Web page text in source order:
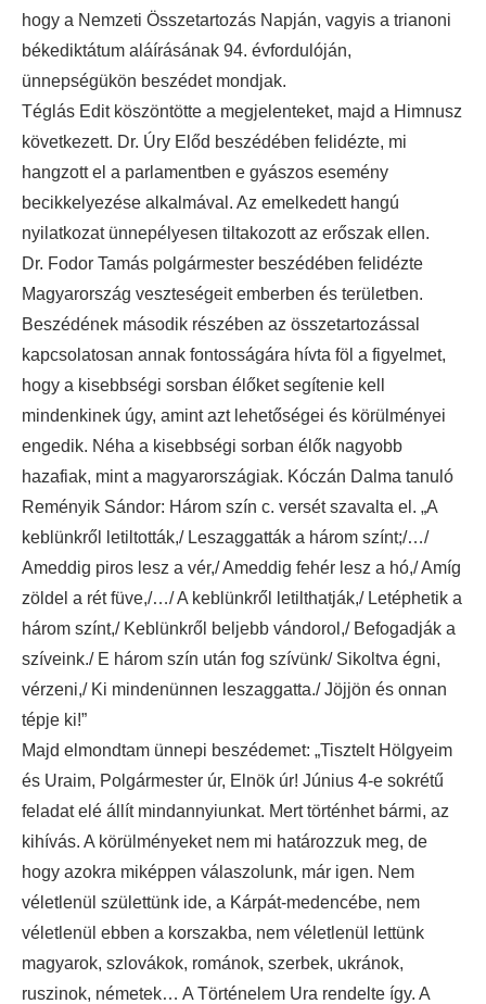
hogy a Nemzeti Összetartozás Napján, vagyis a trianoni
békediktátum aláírásának 94. évfordulóján,
ünnepségükön beszédet mondjak.
Téglás Edit köszöntötte a megjelenteket, majd a Himnusz
következett. Dr. Úry Előd beszédében felidézte, mi
hangzott el a parlamentben e gyászos esemény
becikkelyezése alkalmával. Az emelkedett hangú
nyilatkozat ünnepélyesen tiltakozott az erőszak ellen.
Dr. Fodor Tamás polgármester beszédében felidézte
Magyarország veszteségeit emberben és területben.
Beszédének második részében az összetartozással
kapcsolatosan annak fontosságára hívta föl a figyelmet,
hogy a kisebbségi sorsban élőket segítenie kell
mindenkinek úgy, amint azt lehetőségei és körülményei
engedik. Néha a kisebbségi sorban élők nagyobb
hazafiak, mint a magyarországiak. Kóczán Dalma tanuló
Reményik Sándor: Három szín c. versét szavalta el. „A
keblünkről letiltották,/ Leszaggatták a három színt;/…/
Ameddig piros lesz a vér,/ Ameddig fehér lesz a hó,/ Amíg
zöldel a rét füve,/…/ A keblünkről letilthatják,/ Letéphetik a
három színt,/ Keblünkről beljebb vándorol,/ Befogadják a
szíveink./ E három szín után fog szívünk/ Sikoltva égni,
vérzeni,/ Ki mindenünnen leszaggatta./ Jöjjön és onnan
tépje ki!”
Majd elmondtam ünnepi beszédemet: „Tisztelt Hölgyeim
és Uraim, Polgármester úr, Elnök úr! Június 4-e sokrétű
feladat elé állít mindannyiunkat. Mert történhet bármi, az
kihívás. A körülményeket nem mi határozzuk meg, de
hogy azokra miképpen válaszolunk, már igen. Nem
véletlenül születtünk ide, a Kárpát-medencébe, nem
véletlenül ebben a korszakba, nem véletlenül lettünk
magyarok, szlovákok, románok, szerbek, ukránok,
ruszinok, németek… A Történelem Ura rendelte így. A